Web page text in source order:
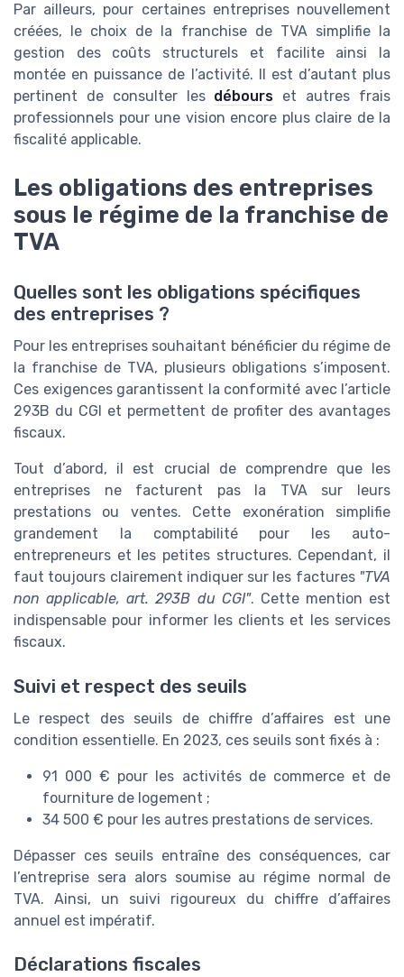
Par ailleurs, pour certaines entreprises nouvellement
créées, le choix de la franchise de TVA simplifie la
gestion des coûts structurels et facilite ainsi la
montée en puissance de l’activité. Il est d’autant plus
pertinent de consulter les débours et autres frais
professionnels pour une vision encore plus claire de la
fiscalité applicable.
Les obligations des entreprises
sous le régime de la franchise de
TVA
Quelles sont les obligations spécifiques
des entreprises ?
Pour les entreprises souhaitant bénéficier du régime de
la franchise de TVA, plusieurs obligations s’imposent.
Ces exigences garantissent la conformité avec l’article
293B du CGI et permettent de profiter des avantages
fiscaux.
Tout d’abord, il est crucial de comprendre que les
entreprises ne facturent pas la TVA sur leurs
prestations ou ventes. Cette exonération simplifie
grandement la comptabilité pour les auto-
entrepreneurs et les petites structures. Cependant, il
faut toujours clairement indiquer sur les factures "TVA
non applicable, art. 293B du CGI". Cette mention est
indispensable pour informer les clients et les services
fiscaux.
Suivi et respect des seuils
Le respect des seuils de chiffre d’affaires est une
condition essentielle. En 2023, ces seuils sont fixés à :
91 000 € pour les activités de commerce et de
fourniture de logement ;
34 500 € pour les autres prestations de services.
Dépasser ces seuils entraîne des conséquences, car
l’entreprise sera alors soumise au régime normal de
TVA. Ainsi, un suivi rigoureux du chiffre d’affaires
annuel est impératif.
Déclarations fiscales